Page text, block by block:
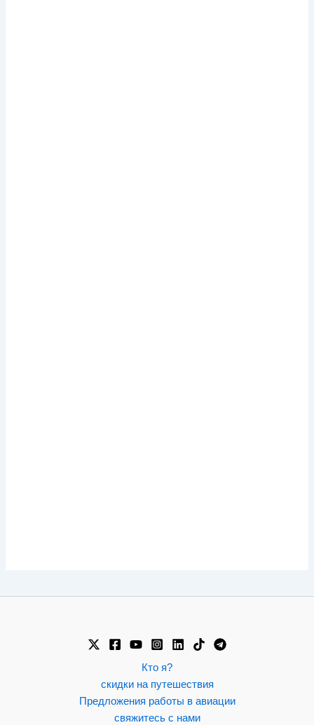
Кто я?
скидки на путешествия
Предложения работы в авиации
свяжитесь с нами